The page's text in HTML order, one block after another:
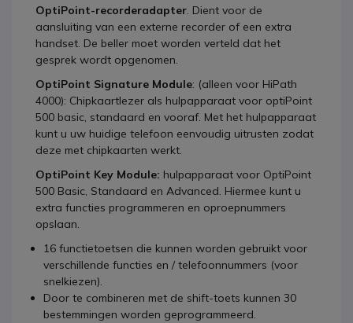
OptiPoint-recorderadapter. Dient voor de
aansluiting van een externe recorder of een extra
handset. De beller moet worden verteld dat het
gesprek wordt opgenomen.
OptiPoint Signature Module: (alleen voor HiPath
4000): Chipkaartlezer als hulpapparaat voor optiPoint
500 basic, standaard en vooraf. Met het hulpapparaat
kunt u uw huidige telefoon eenvoudig uitrusten zodat
deze met chipkaarten werkt.
OptiPoint Key Module: hulpapparaat voor OptiPoint
500 Basic, Standaard en Advanced. Hiermee kunt u
extra functies programmeren en oproepnummers
opslaan.
16 functietoetsen die kunnen worden gebruikt voor
verschillende functies en / telefoonnummers (voor
snelkiezen).
Door te combineren met de shift-toets kunnen 30
bestemmingen worden geprogrammeerd.